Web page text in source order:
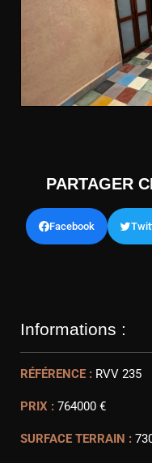
PARTAGER
Facebook
Informations :
RÉFÉRENCE : RVV 235
PRIX : 764000 €
SURFACE TERRAIN :